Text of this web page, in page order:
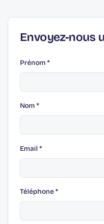
Envoyez-nous
Prénom *
Nom *
Email *
Téléphone*